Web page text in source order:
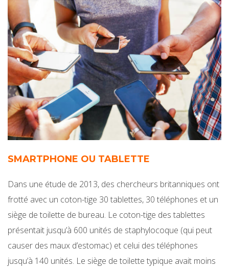
SMARTPHONE OU TABLETTE
Dans une étude de 2013, des chercheurs britanniques ont
frotté avec un coton-tige 30 tablettes, 30 téléphones et un
siège de toilette de bureau. Le coton-tige des tablettes
présentait jusqu’à 600 unités de staphylocoque (qui peut
causer des maux d’estomac) et celui des téléphones
jusqu’à 140 unités. Le siège de toilette typique avait moins